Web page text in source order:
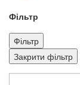
Фільтр
Фільтр
Закрити фільтр